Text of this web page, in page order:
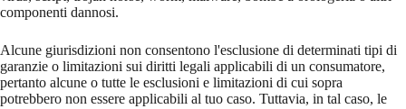
componenti dannosi.
Alcune giurisdizioni non consentono l'esclusione di determinati tipi di
garanzie o limitazioni sui diritti legali applicabili di un consumatore,
pertanto alcune o tutte le esclusioni e limitazioni di cui sopra
potrebbero non essere applicabili al tuo caso. Tuttavia, in tal caso, le